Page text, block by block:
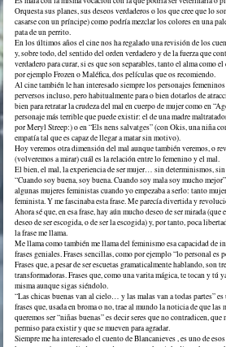
Orquesta sus planes, sus deseos verdaderos o los que cree que lo
casarse con un príncipe) como podría mezclar los colores en una
pata de un perrito.
En los últimos años el cine nos ha regalado una revisión de los
y, sobre todo, del sentido del orden verdadero y de la fuerza que
verdadero para curar, si es que son separables, tanto el alma como
por ejemplo Frozen o Maléfica, dos películas que os recomiendo.
Al cine también le han interesado siempre los personajes femeninos
perversos incluso, pero habitualmente para o bien dotarlos de
bien para retratar la crudeza del mal en cuerpo de mujer como en
personaje más terrible que puede existir: el de una madre
por Meryl Streep:) o en “Els nens salvatges” (con Okis, una niña
empatía tal que es capaz de llegar a matar sin motivo).
Hoy veremos otra dimensión del mal aunque también veremos, o
(volveremos a mirar) cuál es la relación entre lo femenino y el mal.
El bien, el mal, la experiencia de ser mujer… sin determinismos, sin
“Cuando soy buena, soy buena. Cuando soy mala soy mucho
algunas mujeres feministas cuando yo empezaba a serlo: tanto
feminista. Y me fascinaba esta frase. Me parecía divertida y
Ahora sé que, en esa frase, hay aún mucho deseo de ser mirada (que
deseo de ser escogida, o de ser la escogida) y, por tanto, poca
la frase me llama.
Me llama como también me llama del feminismo esa capacidad de
frases geniales. Frases sencillas, como por ejemplo “lo personal es
Frases que, a pesar de ser escuetas gramaticalmente hablando, son
transformadoras. Frases que, como una varita mágica, te tocan y tú
misma aunque sigas siéndolo.
“Las chicas buenas van al cielo… y las malas van a todas partes” es
frases que, usada en broma o no, trae al mundo la noticia de que las
queremos ser “niñas buenas” es decir seres que no contradicen, que
permiso para existir y que se mueven para agradar.
Siempre me ha interesado el cuento de Blancanieves , es uno de